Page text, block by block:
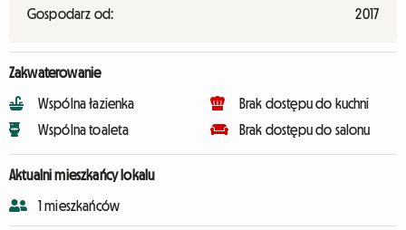
Gospodarz od:
2017
Zakwaterowanie
Wspólna łazienka
Wspólna toaleta
Brak dostępu do kuchni
Brak dostępu do salonu
Aktualni mieszkańcy lokalu
1 mieszkańców